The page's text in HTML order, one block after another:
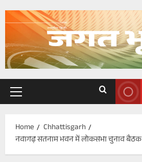
Primary
Home
Chhattisgarh
नवागढ़ सतनाम भवन में लोकसभा चुनाव बैठक